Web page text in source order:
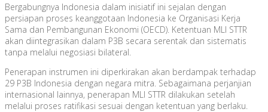
Bergabungnya Indonesia dalam inisiatif ini sejalan dengan
persiapan proses keanggotaan Indonesia ke Organisasi Kerja
Sama dan Pembangunan Ekonomi (OECD). Ketentuan MLI STTR
akan diintegrasikan dalam P3B secara serentak dan sistematis
tanpa melalui negosiasi bilateral.
Penerapan instrumen ini diperkirakan akan berdampak terhadap
29 P3B Indonesia dengan negara mitra. Sebagaimana perjanjian
internasional lainnya, penerapan MLI STTR dilakukan setelah
melalui proses ratifikasi sesuai dengan ketentuan yang berlaku.